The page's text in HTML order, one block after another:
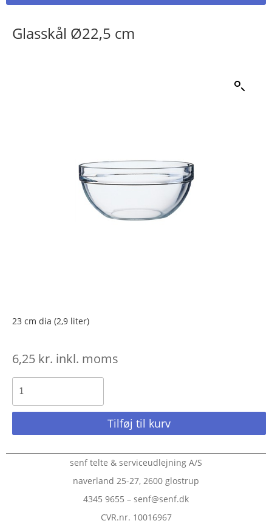
Glasskål Ø22,5 cm
23 cm dia (2,9 liter)
6,25 kr. inkl. moms
Tilføj til kurv
senf telte & serviceudlejning A/S
naverland 25-27, 2600 glostrup
4345 9655 – senf@senf.dk
CVR.nr. 10016967